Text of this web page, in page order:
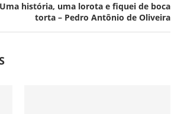
história, uma lorota e fiquei de boca
torta – Pedro Antônio de Oliveira